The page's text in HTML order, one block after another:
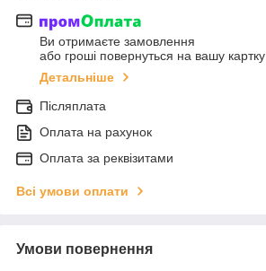
Ви отримаєте замовлення
або гроші повернуться на вашу картку
Детальніше
Післяплата
Оплата на рахунок
Оплата за реквізитами
Всі умови оплати
Умови повернення